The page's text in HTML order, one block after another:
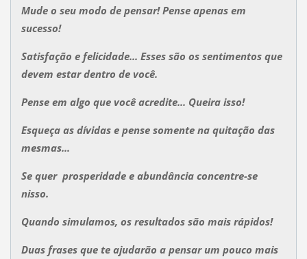
Mude o seu modo de pensar! Pense apenas em
sucesso!
Satisfação e felicidade... Esses são os sentimentos que
devem estar dentro de você.
Pense em algo que você acredite... Queira isso!
Esqueça as dívidas e pense somente na quitação das
mesmas...
Se quer prosperidade e abundância concentre-se
nisso.
Quando simulamos, os resultados são mais rápidos!
Duas frases que te ajudarão a pensar um pouco mais